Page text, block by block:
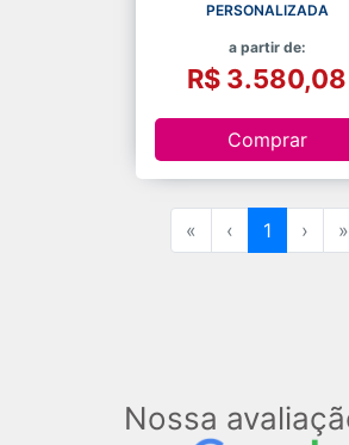
PERSONALIZADA
a partir de:
R$ 3.580,08
Comprar
« ‹ 1 › »
Nossa